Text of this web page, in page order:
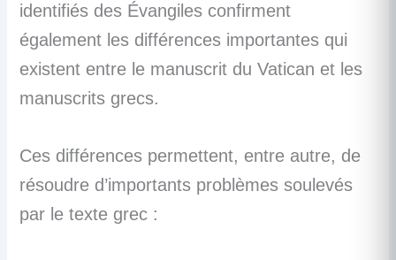
identifiés des Évangiles confirment
également les différences importantes qui
existent entre le manuscrit du Vatican et les
manuscrits grecs.
Ces différences permettent, entre autre, de
résoudre d’importants problèmes soulevés
par le texte grec :